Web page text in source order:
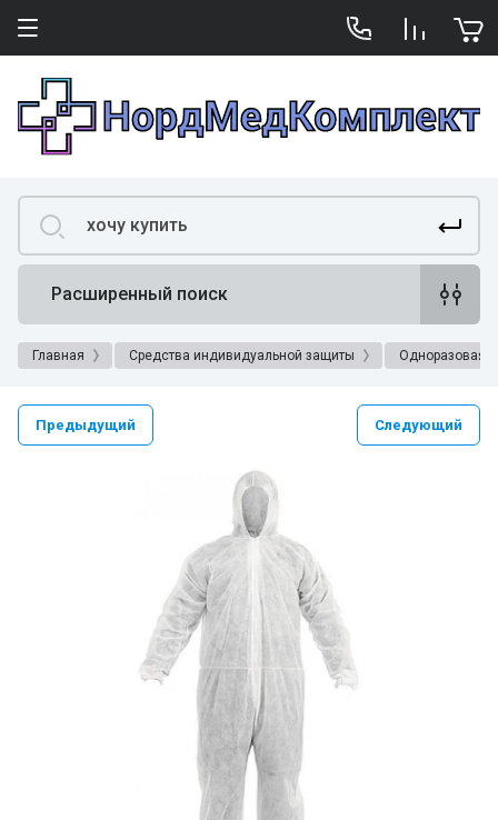
Расширенный поиск
Главная Средства индивидуальной защиты Одноразовая
Предыдущий Следующий